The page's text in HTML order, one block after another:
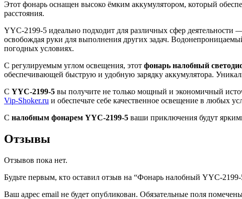
Этот фонарь оснащен высоко ёмким аккумулятором, который
расстояния.
YYC-2199-5 идеально подходит для различных сфер деятельности
освобождая руки для выполнения других задач.
погодных условиях.
С регулируемым углом освещения, этот фонарь налобный
обеспечивающей быструю и удобную зарядку аккумулятора.
С YYC-2199-5 вы получите не только мощный и экономичный
Vip-Shoker.ru и обеспечьте себе качественное освещение в любых
С налобным фонарем YYC-2199-5 ваши приключения будут
Отзывы
Отзывов пока нет.
Будьте первым, кто оставил отзыв на “Фонарь налобный YYC-
Ваш адрес email не будет опубликован. Обязательные поля